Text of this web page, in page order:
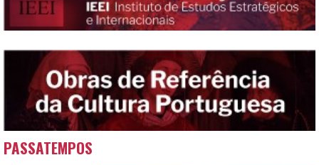
PASSATEMPOS